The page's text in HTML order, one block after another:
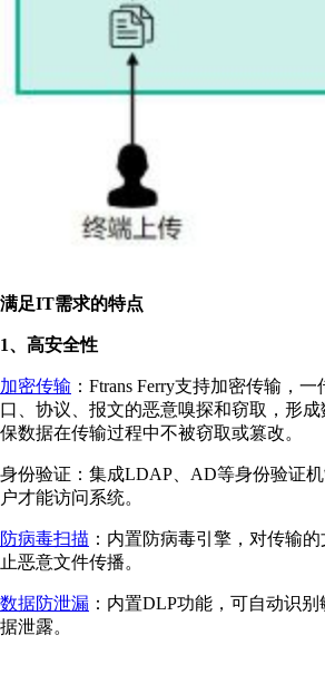
满足IT需求的特点
1、高安全性
加密传输 ：Ftrans Ferry支持加密传输，
口、协议、报文的恶意嗅探和窃取，形
保数据在传输过程中不被窃取或篡改。
身份验证：集成LDAP、AD等身份验证
户才能访问系统。
防病毒扫描 ：内置防病毒引擎，对传输
止恶意文件传播。
数据防泄漏 ：内置DLP功能，可自动识
据泄露。